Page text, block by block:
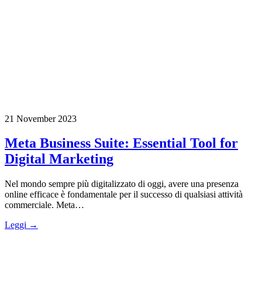
21 November 2023
Meta Business Suite: Essential Tool for
Digital Marketing
Nel mondo sempre più digitalizzato di oggi, avere una presenza
online efficace è fondamentale per il successo di qualsiasi attività
commerciale. Meta…
Leggi →